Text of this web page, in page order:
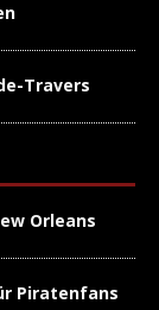
Travers
Orleans
Piratenfans